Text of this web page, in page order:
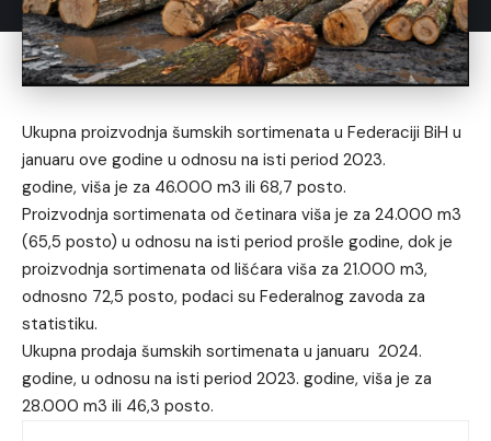
Ukupna proizvodnja šumskih sortimenata u Federaciji BiH u
januaru ove godine u odnosu na isti period 2023.
godine, viša je za 46.000 m3 ili 68,7 posto.
Proizvodnja sortimenata od četinara viša je za 24.000 m3
(65,5 posto) u odnosu na isti period prošle godine, dok je
proizvodnja sortimenata od lišćara viša za 21.000 m3,
odnosno 72,5 posto, podaci su Federalnog zavoda za
statistiku.
Ukupna prodaja šumskih sortimenata u januaru 2024.
godine, u odnosu na isti period 2023. godine, viša je za
28.000 m3 ili 46,3 posto.